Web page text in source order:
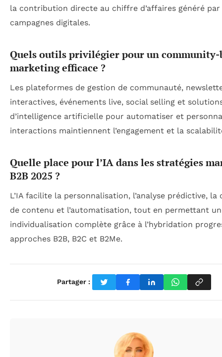
la contribution directe au chiffre d’affaires généré par
campagnes digitales.
Quels outils privilégier pour un community-
marketing efficace ?
Les plateformes de gestion de communauté,
interactives, événements live, social selling et
d’intelligence artificielle pour automatiser et
interactions maintiennent l’engagement et la
Quelle place pour l’IA dans les stratégies
B2B 2025 ?
L’IA facilite la personnalisation, l’analyse prédictive, la
de contenu et l’automatisation, tout en permettant
individualisation complète grâce à l’hybridation
approches B2B, B2C et B2Me.
Partager :